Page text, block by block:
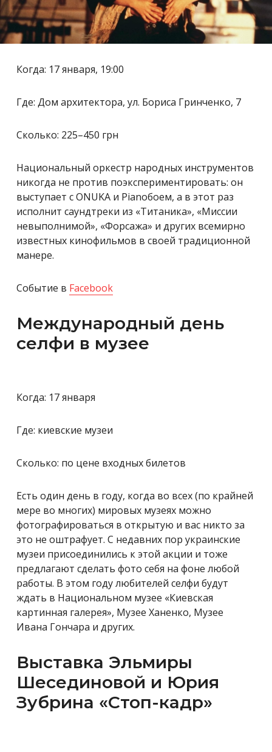
Когда: 17 января, 19:00
Где: Дом архитектора, ул. Бориса Гринченко, 7
Сколько: 225–450 грн
Национальный оркестр народных инструментов
никогда не против поэкспериментировать: он
выступает с ONUKA и Pianoбоем, а в этот раз
исполнит саундтреки из «Титаника», «Миссии
невыполнимой», «Форсажа» и других всемирно
известных кинофильмов в своей традиционной
манере.
Событие в Facebook
Международный день
селфи в музее
Когда: 17 января
Где: киевские музеи
Сколько: по цене входных билетов
Есть один день в году, когда во всех (по крайней
мере во многих) мировых музеях можно
фотографироваться в открытую и вас никто за
это не оштрафует. С недавних пор украинские
музеи присоединились к этой акции и тоже
предлагают сделать фото себя на фоне любой
работы. В этом году любителей селфи будут
ждать в Национальном музее «Киевская
картинная галерея», Музее Ханенко, Музее
Ивана Гончара и других.
Выставка Эльмиры
Шесединовой и Юрия
Зубрина «Стоп-кадр»